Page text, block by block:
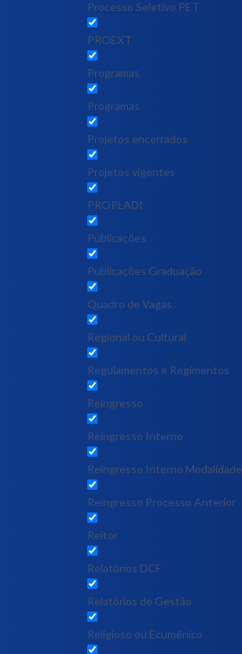
Processo Seletivo PET
PROEXT
Programas
Programas
Projetos encerrados
Projetos vigentes
PROPLADI
Publicações
Publicações Graduação
Quadro de Vagas
Regional ou Cultural
Regulamentos e Regimentos
Reingresso
Reingresso Interno
Reingresso Interno Modalidade
Reingresso Processo Anterior
Reitor
Relatórios DCF
Relatórios de Gestão
Religioso ou Ecumênico